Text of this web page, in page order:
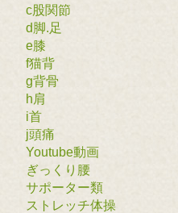
c股関節
d脚.足
e膝
f猫背
g背骨
h肩
i首
j頭痛
Youtube動画
ぎっくり腰
サポーター類
ストレッチ体操